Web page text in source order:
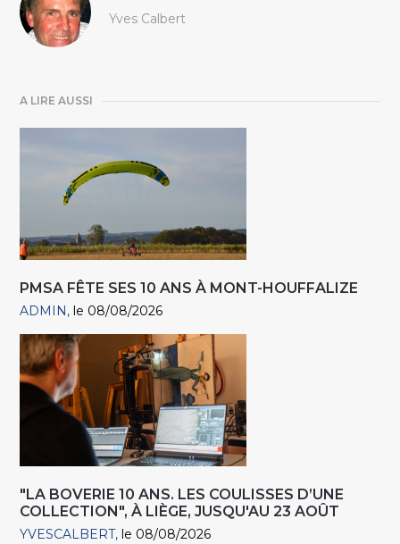
Yves Calbert
A LIRE AUSSI
PMSA FÊTE SES 10 ANS À MONT-HOUFFALIZE
ADMIN le 08/08/2026
"LA BOVERIE 10 ANS. LES COULISSES D’UNE
COLLECTION", À LIÈGE, JUSQU'AU 23 AOÛT
YVESCALBERT le 08/08/2026